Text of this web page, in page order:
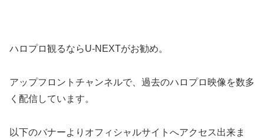
ハロプロ観るならU-NEXTがお勧め。
アップフロントチャンネルで、過去のハロプロ映像を数多
く配信しています。
以下のバナーよりオフィシャルサイトへアクセス出来ま